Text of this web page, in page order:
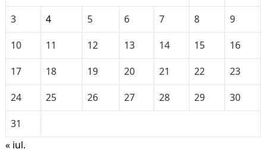
3
4 5 6 7 8
9
10
11 12 13 14 15
16
17
18 19 20 21 22
23
24
25 26 27 28 29
30
31
« iul.